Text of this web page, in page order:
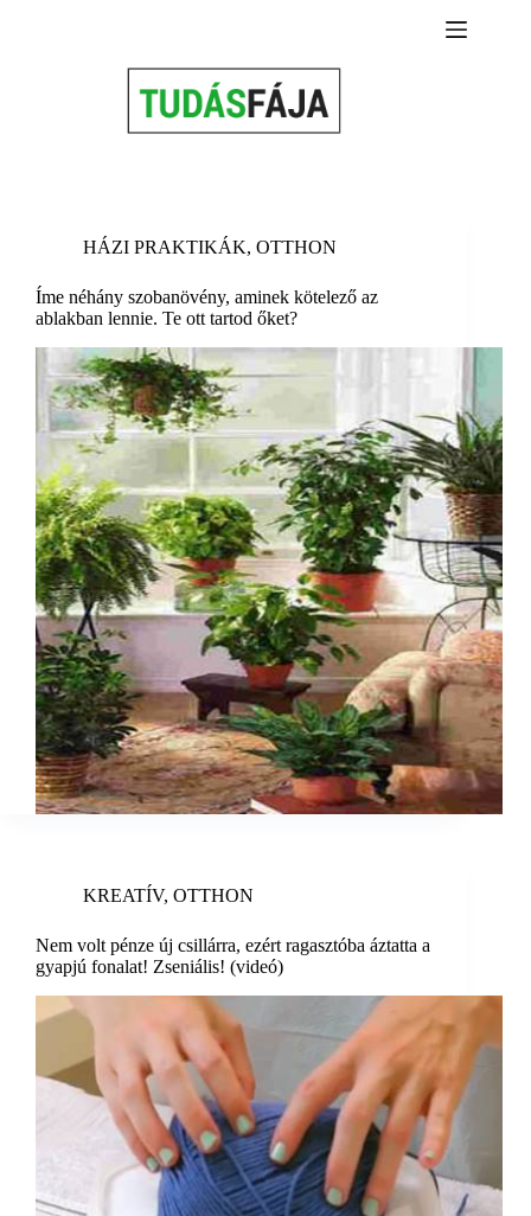
HÁZI PRAKTIKÁK, OTTHON
Íme néhány szobanövény, aminek kötelező az
ablakban lennie. Te ott tartod őket?
KREATÍV, OTTHON
Nem volt pénze új csillárra, ezért ragasztóba áztatta a
gyapjú fonalat! Zseniális! (videó)